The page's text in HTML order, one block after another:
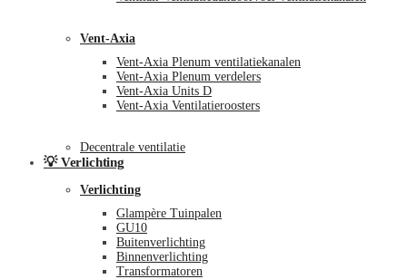
Vent-Axia
Vent-Axia Plenum ventilatiekanalen
Vent-Axia Plenum verdelers
Vent-Axia Units D
Vent-Axia Ventilatieroosters
Decentrale ventilatie
💡 Verlichting
Verlichting
Glampère Tuinpalen
GU10
Buitenverlichting
Binnenverlichting
Transformatoren